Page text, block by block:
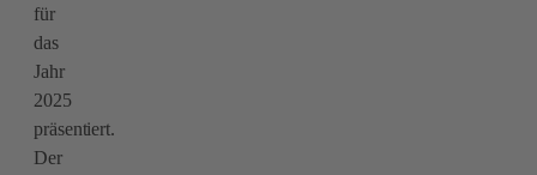
für
das
Jahr
2025
präsentiert.
Der